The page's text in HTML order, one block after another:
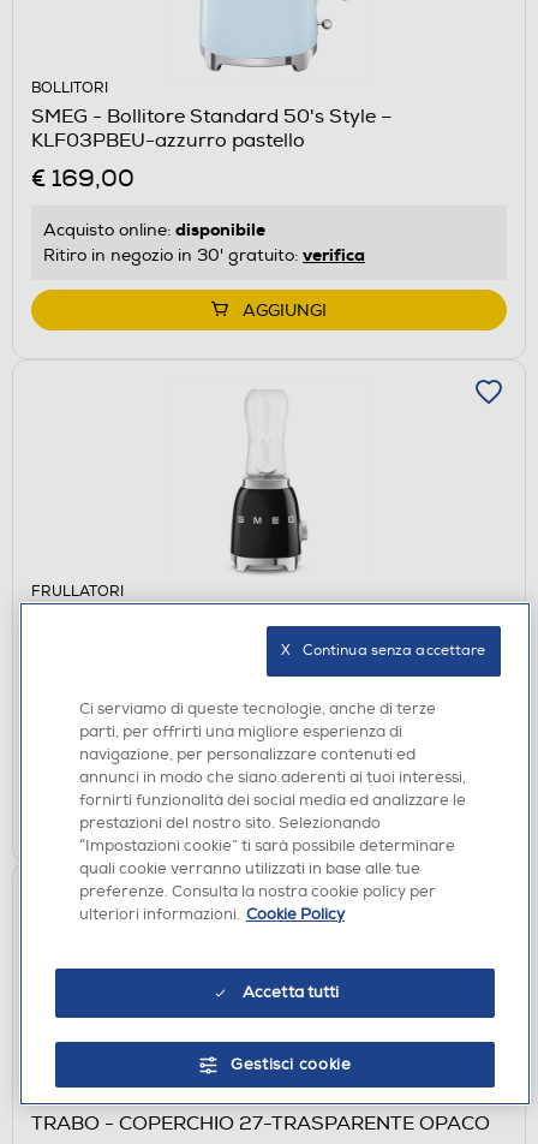
BOLLITORI
SMEG - Bollitore Standard 50's Style –
KLF03PBEU-azzurro pastello
€ 169,00
Acquisto online: disponibile
Ritiro in negozio in 30' gratuito: verifica
AGGIUNGI
FRULLATORI
Acquisto online:disponibile
Ritiro in negozio in 30' gratuito:verifica
AGGIUNGI
TRABO - COPERCHIO 27-TRASPARENTE OPACO
Ci serviamo di queste tecnologie, anche di terze
parti, per offrirti una migliore esperienza di
navigazione, per personalizzare contenuti ed
annunci in modo che siano aderenti ai tuoi interessi,
fornirti funzionalità dei social media ed analizzare le
prestazioni del nostro sito. Selezionando
“Impostazioni cookie” ti sarà possibile determinare
quali cookie verranno utilizzati in base alle tue
preferenze. Consulta la nostra cookie policy per
ulteriori informazioni. Cookie Policy
Accetta tutti
Gestisci cookie
X   Continua senza accettare